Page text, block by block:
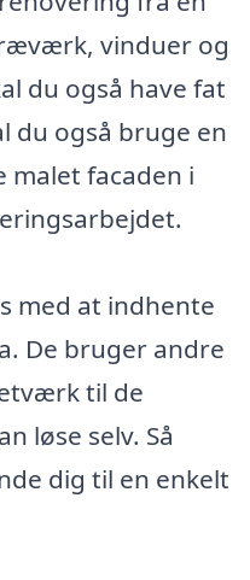
vinduer og
du også have fat
du også bruge en
malet facaden i
med at indhente
De bruger andre
til de
løse selv. Så
dig til en enkelt